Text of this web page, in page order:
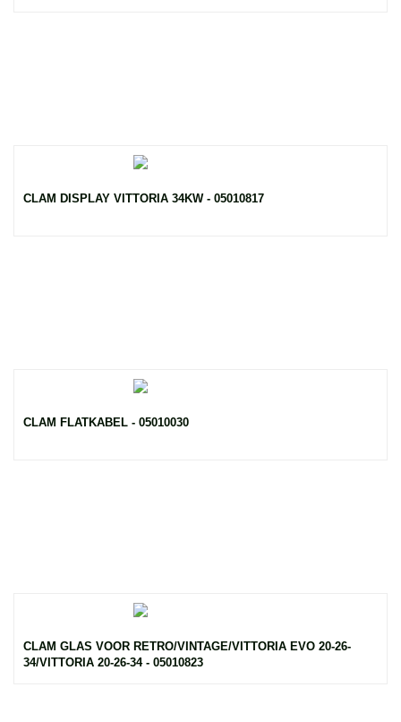
CLAM DISPLAY VITTORIA 34KW - 05010817
CLAM FLATKABEL - 05010030
CLAM GLAS VOOR RETRO/VINTAGE/VITTORIA EVO 20-26-
34/VITTORIA 20-26-34 - 05010823